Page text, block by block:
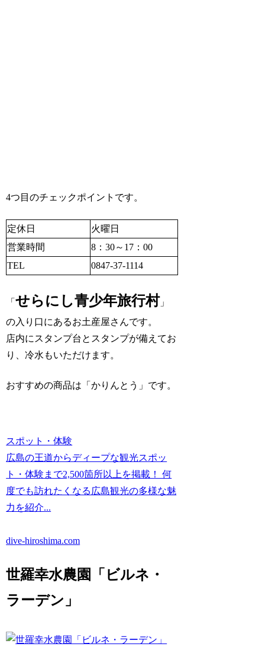
4つ目のチェックポイントです。
定休日
火曜日
営業時間
8：30～17：00
TEL
0847-37-1114
「せらにし青少年旅行村 」
の入り口にあるお土産屋さんです。
店内にスタンプ台とスタンプが備えてお
り、冷水もいただけます。
おすすめの商品は「かりんとう」です。
スポット・体験
広島の王道からディープな観光スポッ
ト・体験まで2,500箇所以上を掲載！ 何
度でも訪れたくなる広島観光の多様な魅
力を紹介...
dive-hiroshima.com
世羅幸水農園「ビルネ・
ラーデン」